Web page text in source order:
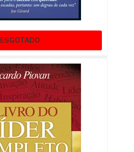
ESGOTADO